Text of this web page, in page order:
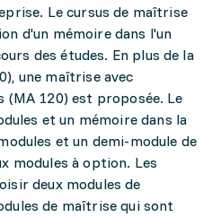
Le cursus de maîtrise
d'un mémoire dans l'un
des études. En plus de la
une maîtrise avec
120) est proposée. Le
et un mémoire dans la
et un demi-module de
modules à option. Les
deux modules de
de maîtrise qui sont